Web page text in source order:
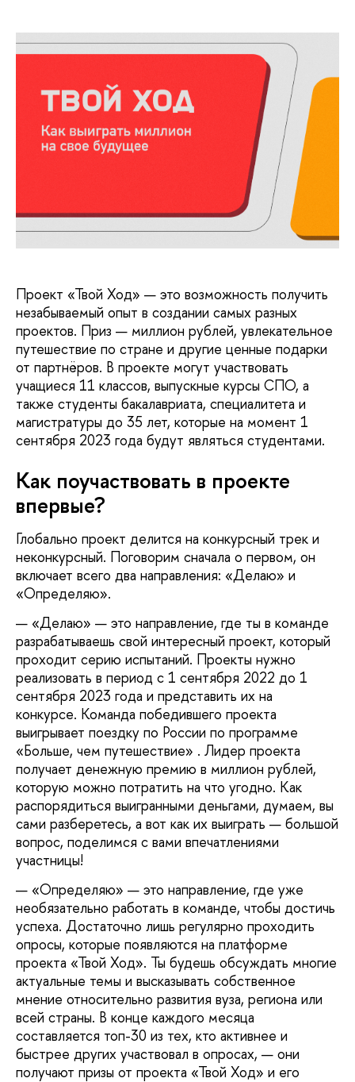
Проект «Твой Ход» — это возможность получить
незабываемый опыт в создании самых разных
проектов. Приз — миллион рублей, увлекательное
путешествие по стране и другие ценные подарки
от партнёров. В проекте могут участвовать
учащиеся 11 классов, выпускные курсы СПО, а
также студенты бакалавриата, специалитета и
магистратуры до 35 лет, которые на момент 1
сентября 2023 года будут являться студентами.
Как поучаствовать в проекте
впервые?
Глобально проект делится на конкурсный трек и
неконкурсный. Поговорим сначала о первом, он
включает всего два направления: «Делаю» и
«Определяю».
«Делаю» — это направление, где ты в команде
разрабатываешь свой интересный проект, который
проходит серию испытаний. Проекты нужно
реализовать в период с 1 сентября 2022 до 1
сентября 2023 года и представить их на
конкурсе. Команда победившего проекта
выигрывает поездку по России по программе
«Больше, чем путешествие» . Лидер проекта
получает денежную премию в миллион рублей,
которую можно потратить на что угодно. Как
распорядиться выигранными деньгами, думаем, вы
сами разберетесь, а вот как их выиграть — большой
вопрос, поделимся с вами впечатлениями
участницы!
«Определяю» — это направление, где уже
необязательно работать в команде, чтобы достичь
успеха. Достаточно лишь регулярно проходить
опросы, которые появляются на платформе
проекта «Твой Ход». Ты будешь обсуждать многие
актуальные темы и высказывать собственное
мнение относительно развития вуза, региона или
всей страны. В конце каждого месяца
составляется топ-30 из тех, кто активнее и
быстрее других участвовал в опросах, — они
получают призы от проекта «Твой Ход» и его